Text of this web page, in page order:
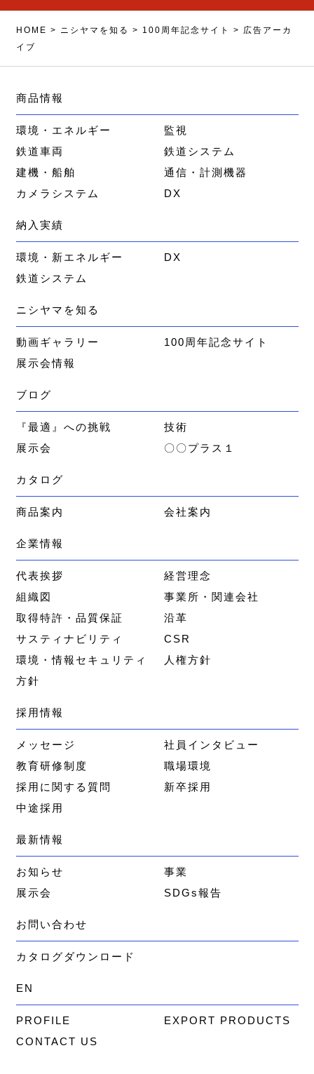
HOME > ニシヤマを知る > 100周年記念サイト > 広告アーカ
イブ
商品情報
環境・エネルギー
監視
鉄道車両
鉄道システム
建機・船舶
通信・計測機器
カメラシステム
DX
納入実績
環境・新エネルギー
DX
鉄道システム
ニシヤマを知る
動画ギャラリー
100周年記念サイト
展示会情報
ブログ
『最適』への挑戦
技術
展示会
〇〇プラス１
カタログ
商品案内 会社案内
企業情報
代表挨拶
経営理念
組織図
事業所・関連会社
取得特許・品質保証
沿革
サスティナビリティ
CSR
環境・情報セキュリティ
方針
人権方針
採用情報
メッセージ
社員インタビュー
教育研修制度
職場環境
採用に関する質問
新卒採用
中途採用
最新情報
お知らせ
事業
展示会
SDGs報告
お問い合わせ
カタログダウンロード
EN
PROFILE
EXPORT PRODUCTS
CONTACT US